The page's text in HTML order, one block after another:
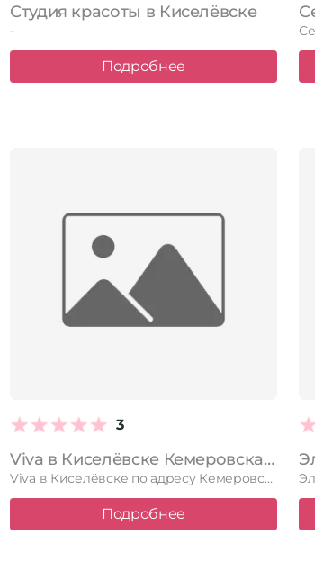
Студия красоты в Киселёвске
-
Подробнее
3
Viva в Киселёвске Кемеровская область — Кузбасс, Киселевск, Весенняя, 10, 1 этаж
Viva в Киселёвске по адресу Кемеровская область — Кузбасс, Киселевск, …
Подробнее